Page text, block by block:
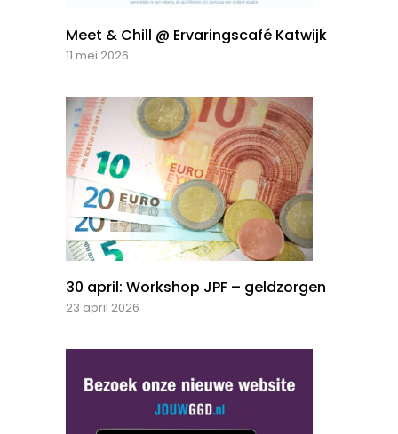
Meet & Chill @ Ervaringscafé Katwijk
11 mei 2026
30 april: Workshop JPF – geldzorgen
23 april 2026